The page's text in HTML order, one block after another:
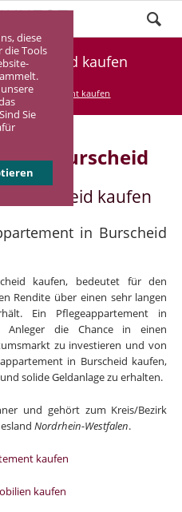
diese
die Tools
Sie
Burscheid kaufen
Pflegeappartement kaufen
in Burscheid
Burscheid kaufen
in Burscheid
kaufen, bedeutet für den
Rendite über einen sehr langen
Ein Pflegeappartement in
Anleger die Chance in einen
zu investieren und von
in Burscheid kaufen,
solide Geldanlage zu erhalten.
und gehört zum Kreis/Bezirk
Nordrhein-Westfalen.
kaufen
kaufen